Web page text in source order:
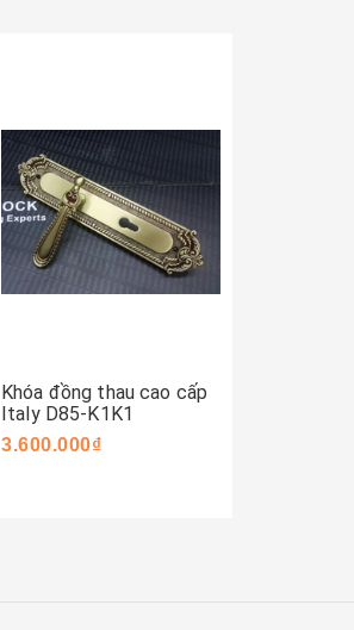
Khóa đồng thau cao cấp
Italy D85-K1K1
3.600.000₫